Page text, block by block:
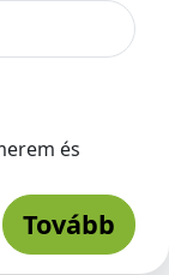
és
Tovább